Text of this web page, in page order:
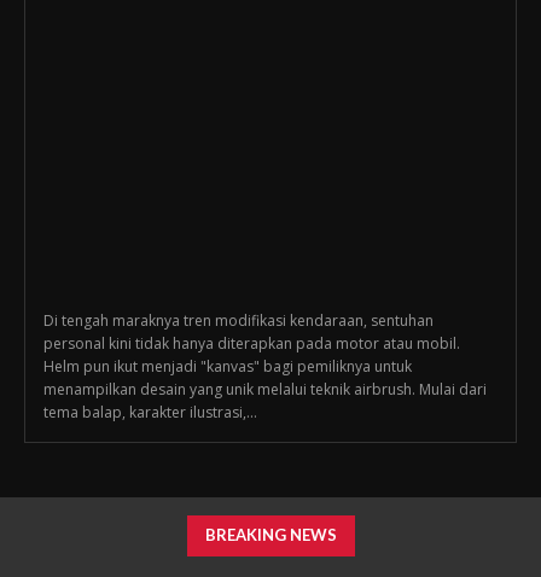
Di tengah maraknya tren modifikasi kendaraan, sentuhan
personal kini tidak hanya diterapkan pada motor atau mobil.
Helm pun ikut menjadi "kanvas" bagi pemiliknya untuk
menampilkan desain yang unik melalui teknik airbrush. Mulai dari
tema balap, karakter ilustrasi,...
BREAKING NEWS